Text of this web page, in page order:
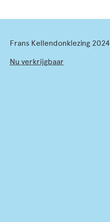
Frans Kellendonklezing 2024
Nu verkrijgbaar